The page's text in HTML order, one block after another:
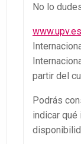
No lo
www.upv.es
partir del
Podrás
indicar qué